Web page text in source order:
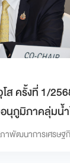
ส ครั้งที่ 1/
นุภูมิภาคลุ่มน้ำ
าพัฒนาการเศรษ